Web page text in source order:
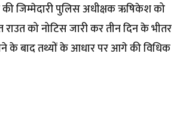
जिम्मेदारी पुलिस अधीक्षक ऋषिकेश को
को नोटिस जारी कर तीन दिन के भीतर
के बाद तथ्यों के आधार पर आगे की विधिक